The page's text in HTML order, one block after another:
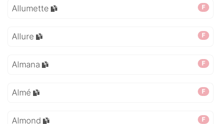
F
Allumette
F
Allure
F
Almana
F
Almé
F
Almond